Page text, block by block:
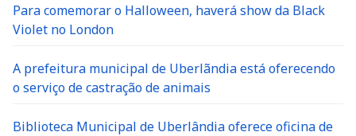
Para comemorar o Halloween, haverá show da Black
Violet no London
A prefeitura municipal de Uberlãndia está oferecendo
o serviço de castração de animais
Biblioteca Municipal de Uberlândia oferece oficina de